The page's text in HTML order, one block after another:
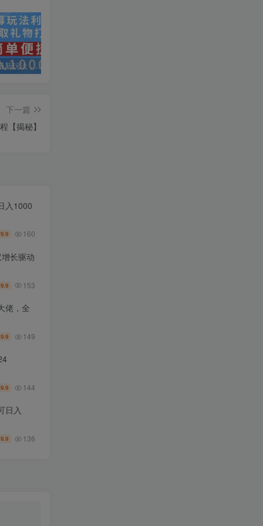
抖音弹幕最新玩法，利用粉丝好奇心赚取礼物打赏，轻松日入1000+
下一篇
【揭秘】
入1000
9.9 160
长驱动
9.9 153
佬，全
9.9 149
9.9 144
日入
9.9 136